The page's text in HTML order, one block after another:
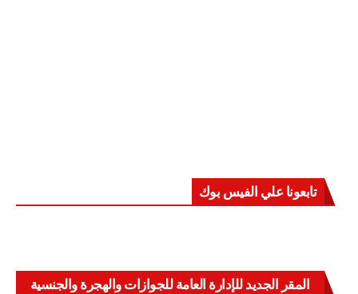
تابعونا علي الفيس بوك
المقر الجديد للإدارة العامة للجوازات والهجرة والجنسية